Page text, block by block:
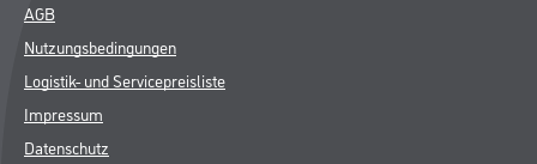
AGB
Nutzungsbedingungen
Logistik- und Servicepreisliste
Impressum
Datenschutz